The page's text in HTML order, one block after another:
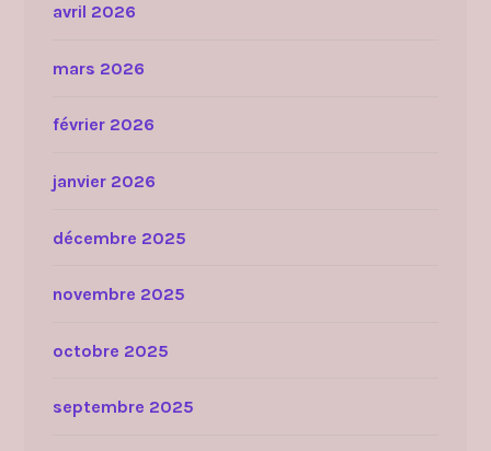
avril 2026
mars 2026
février 2026
janvier 2026
décembre 2025
novembre 2025
octobre 2025
septembre 2025